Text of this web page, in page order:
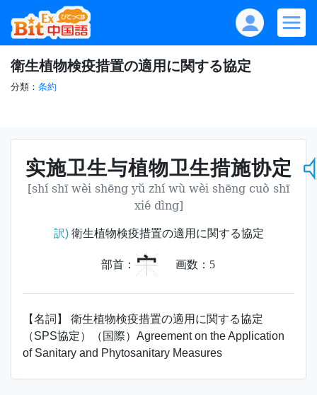
衛生植物検疫措置の適用に関する協定
分類： 条約
实施卫生与植物卫生措施协定
[shí shī wèi shēng yǔ zhí wù wèi shēng cuò shī
xié dìng]
訳)衛生植物検疫措置の適用に関する協定
部首： 宀 画数： 5
【名詞】 衛生植物検疫措置の適用に関する協定
（SPS協定）（国際）Agreement on the Application
of Sanitary and Phytosanitary Measures